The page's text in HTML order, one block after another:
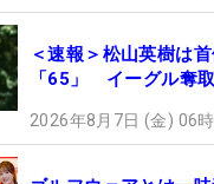
＜速報＞松山英樹は
「65」 イーグル奪
2026年8月7日 (金) 06